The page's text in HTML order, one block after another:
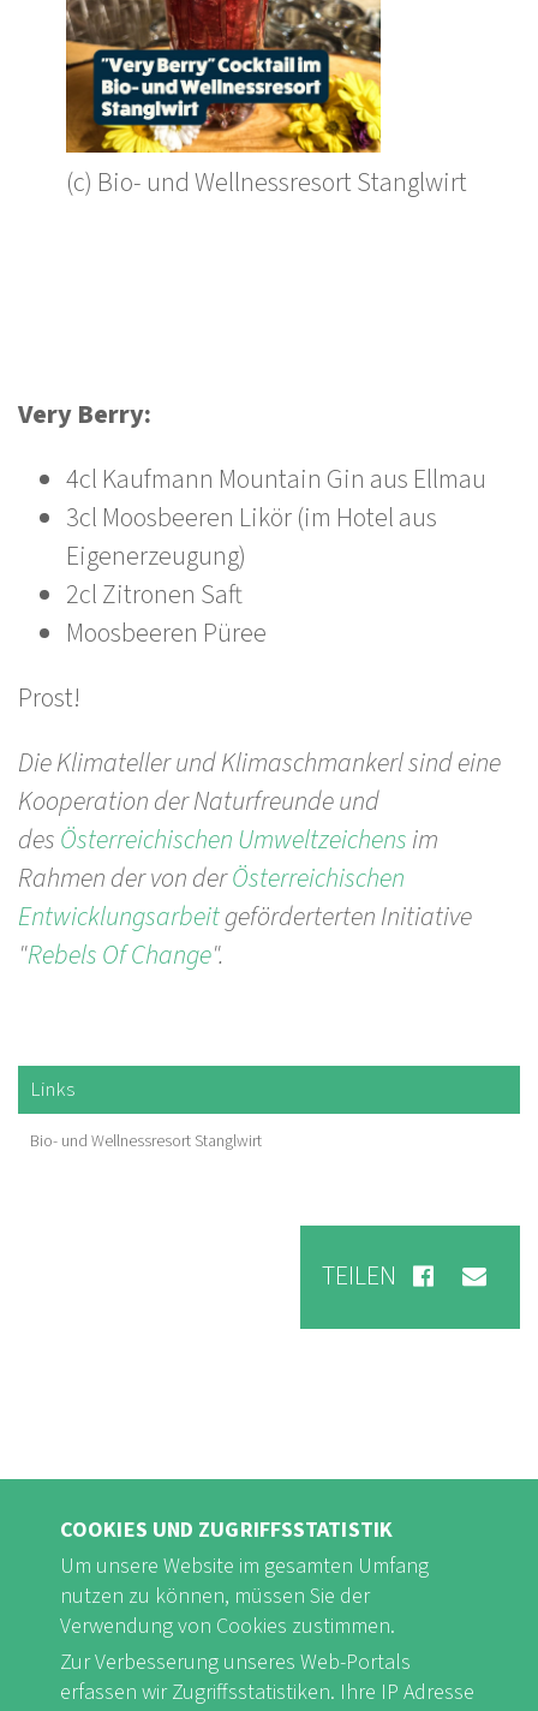
(c) Bio- und Wellnessresort Stanglwirt
Very Berry:
4cl Kaufmann Mountain Gin aus Ellmau
3cl Moosbeeren Likör (im Hotel aus
Eigenerzeugung)
2cl Zitronen Saft
Moosbeeren Püree
Prost!
Die Klimateller und Klimaschmankerl sind eine
Kooperation der Naturfreunde und
desÖsterreichischen Umweltzeichensim
Rahmen der von derÖsterreichischen
Entwicklungsarbeitgeförderterten Initiative
"Rebels Of Change".
Links
Bio- und Wellnessresort Stanglwirt
TEILEN
Instagram
COOKIES UND ZUGRIFFSSTATISTIK
Um unsere Website im gesamten Umfang
nutzen zu können, müssen Sie der
Verwendung von Cookies zustimmen.
Zur Verbesserung unseres Web-Portals
erfassen wir Zugriffsstatistiken. Ihre IP Adresse